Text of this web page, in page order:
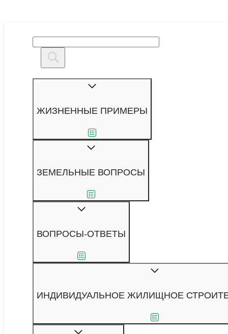
ЖИЗНЕННЫЕ ПРИМЕРЫ
ЗЕМЕЛЬНЫЕ ВОПРОСЫ
ВОПРОСЫ-ОТВЕТЫ
ИНДИВИДУАЛЬНОЕ ЖИЛИЩНОЕ